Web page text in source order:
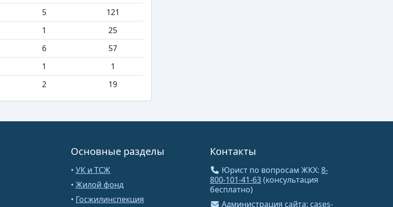
5
121
1
25
6
57
1
1
2 19
Основные разделы
• УК и ТСЖ
• Жилой фонд
• Госжилинспекция
Контакты
Юрист по вопросам ЖКХ: 8-
800-101-41-63(консультация
бесплатно)
Администрация сайта: cases-